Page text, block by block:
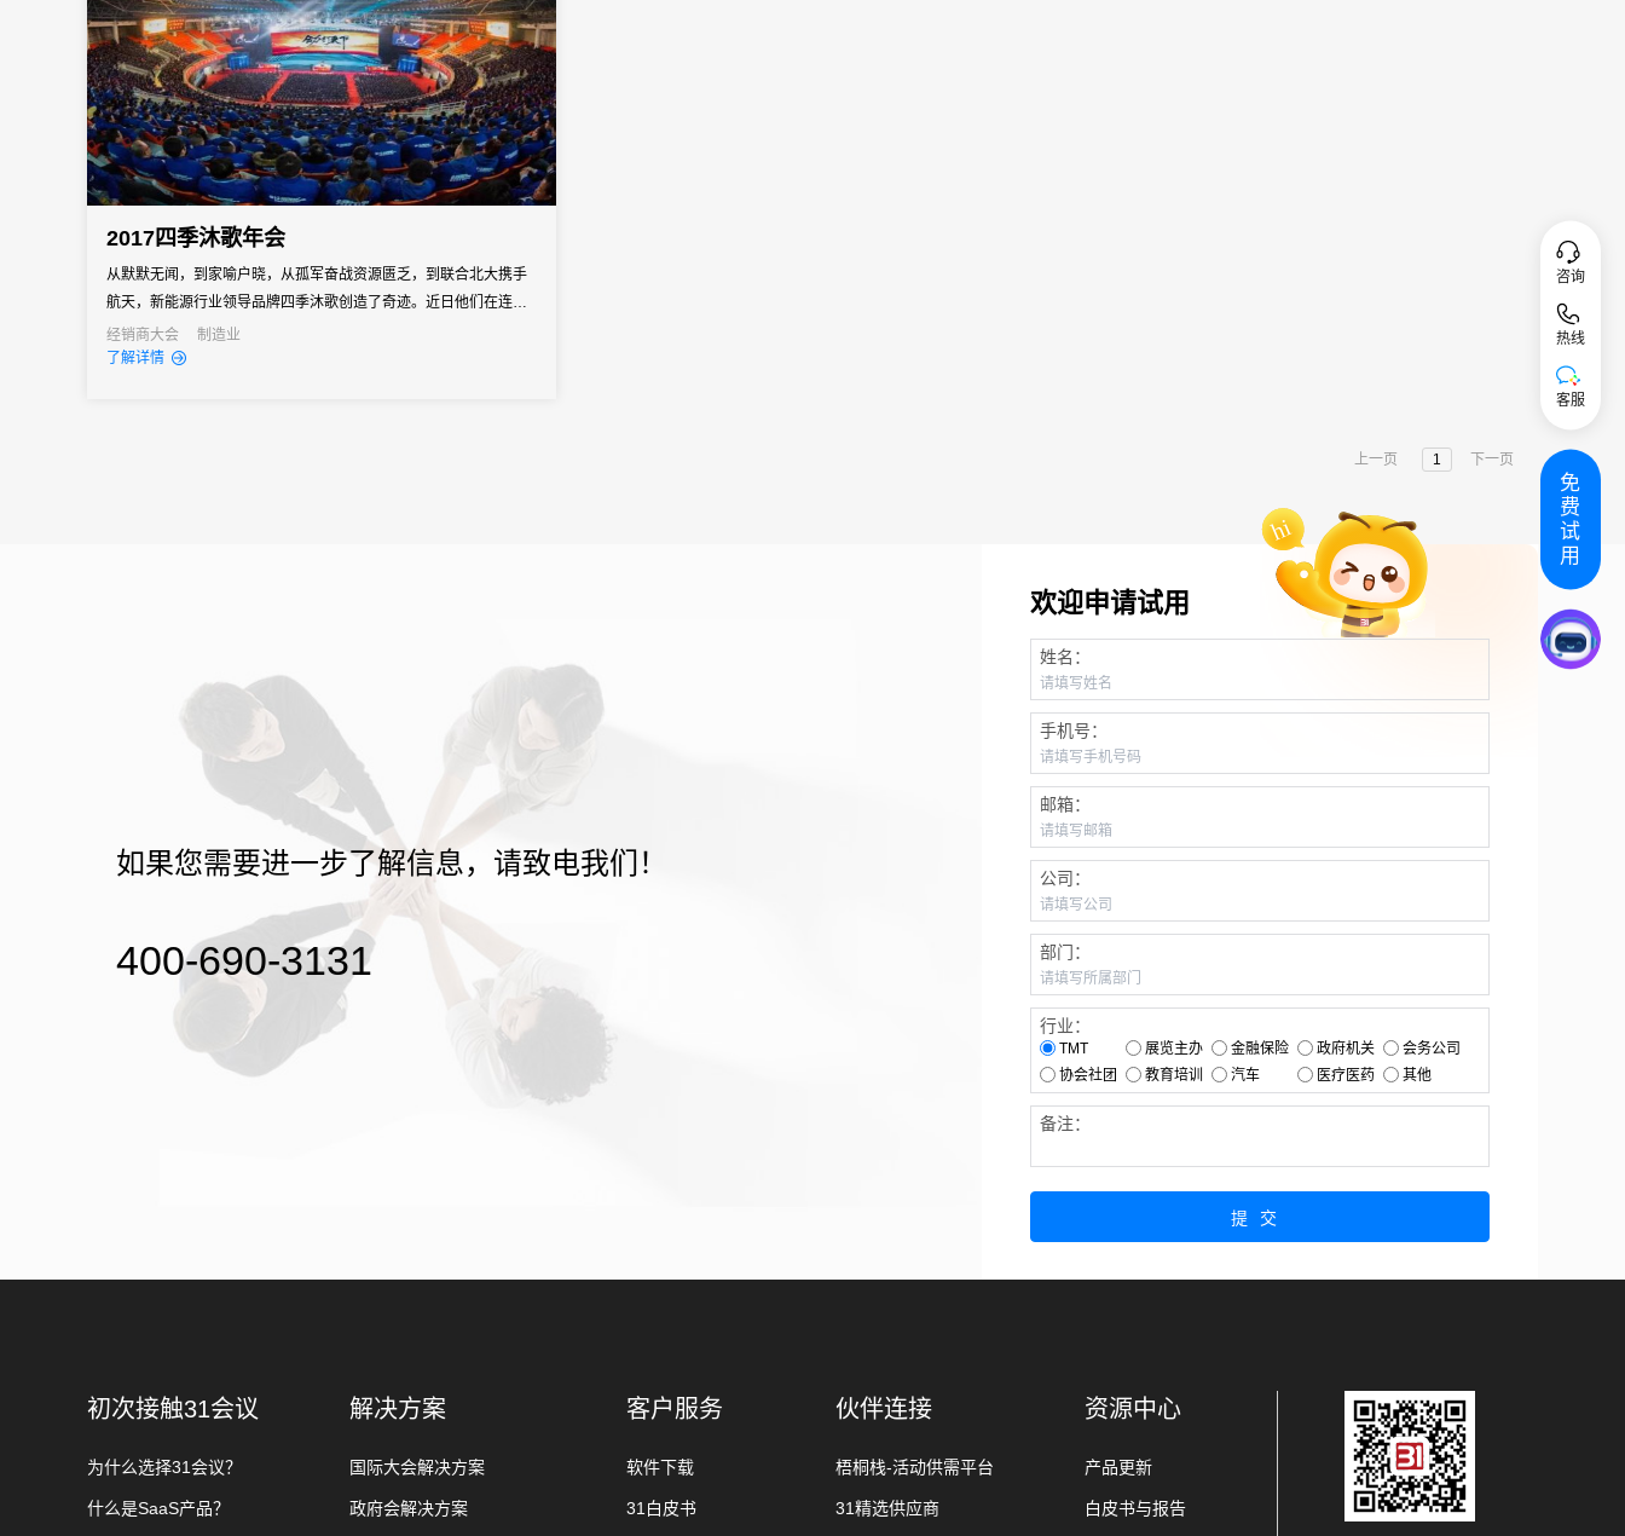
2017四季沐歌年会
从默默无闻，到家喻户晓，从孤军奋战资源匮乏，到联合北大携手
航天，新能源行业领导品牌四季沐歌创造了奇迹。近日他们在连云
港举办了2017年企业年会，而31会议作为数字会务支持全程参与，
为近4000人的年会保驾护航。四季沐歌作为老朋友与31会议的合作
经销商大会
制造业
了解详情
上一页 1 下一页
如果您需要进一步了解信息，请致电我们！
400-690-3131
欢迎申请试用
姓名：
手机号：
邮箱：
公司：
部门：
行业：
TMT 展览主办 金融保险 政府机关
会务公司
协会社团
教育培训 汽车 医疗医药 其他
备注：
提交
初次接触31会议
为什么选择31会议？
什么是SaaS产品？
解决方案
国际大会解决方案
政府会解决方案
客户服务
软件下载
31白皮书
伙伴连接
梧桐栈-活动供需平台
31精选供应商
资源中心
产品更新
白皮书与报告
咨询
热线
客服
免
费
试
用